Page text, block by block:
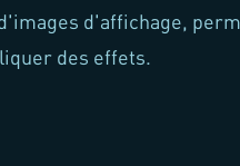
d'affichage,
des effets.